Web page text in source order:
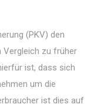
(PKV) den
Vergleich zu früher
ist, dass sich
um die
ist dies auf